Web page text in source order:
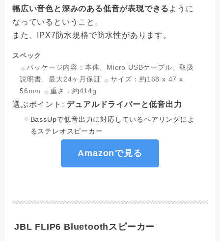
幅広い音色と深みのある低音が表現できる ように
なっているということ。
また、IPX7防水規格で防水性があります。
スペック
パッケージ内容：本体、Micro USBケーブル、取扱
説明書、最大24ヶ月保証
サイズ：約168 x 47 x
56mm
重さ：約414g
選ぶポイント: デュアルドライバーと低音出力
BassUpで低音出力に対応しているペアリングによ
るステレオスピーカー
Amazonで見る
JBL FLIP6 Bluetoothスピーカー